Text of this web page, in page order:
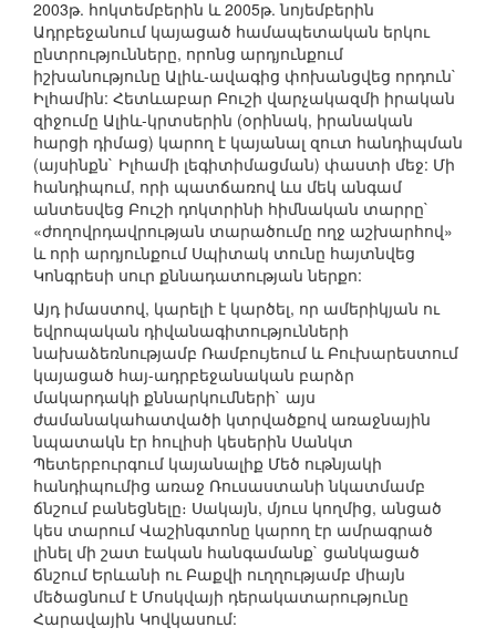
2003թ. հոկտեմբերին և 2005թ. նոյեմբերին
Ադրբեջանում կայացած համապետական երկու
ընտրությունները, որոնց արդյունքում
իշխանությունը Ալիև-ավագից փոխանցվեց որդուն`
Իլհամին: Հետևաբար Բուշի վարչակազմի իրական
զիջումը Ալիև-կրտսերին (օրինակ, իրանական
հարցի դիմաց) կարող է կայանալ զուտ հանդիպման
(այսինքն` Իլհամի լեգիտիմացման) փաստի մեջ: Մի
հանդիպում, որի պատճառով ևս մեկ անգամ
անտեսվեց Բուշի դոկտրինի հիմնական տարրը`
«ժողովրդավրության տարածումը ողջ աշխարհով»
և որի արդյունքում Սպիտակ տունը հայտնվեց
Կոնգրեսի սուր քննադատության ներքո:
Այդ իմաստով, կարելի է կարծել, որ ամերիկյան ու
եվրոպական դիվանագիտությունների
նախաձեռնությամբ Ռամբույեում և Բուխարեստում
կայացած հայ-ադրբեջանական բարձր
մակարդակի քննարկումների` այս
ժամանակահատվածի կտրվածքով առաջնային
նպատակն էր հուլիսի կեսերին Սանկտ
Պետերբուրգում կայանալիք Մեծ ութնյակի
հանդիպումից առաջ Ռուսաստանի նկատմամբ
ճնշում բանեցնելը։ Սակայն, մյուս կողմից, անցած
կես տարում Վաշինգտոնը կարող էր ամրագրած
լինել մի շատ էական հանգամանք` ցանկացած
ճնշում Երևանի ու Բաքվի ուղղությամբ միայն
մեծացնում է Մոսկվայի դերակատարությունը
Հարավային Կովկասում: